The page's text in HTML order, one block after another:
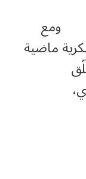
ماضية